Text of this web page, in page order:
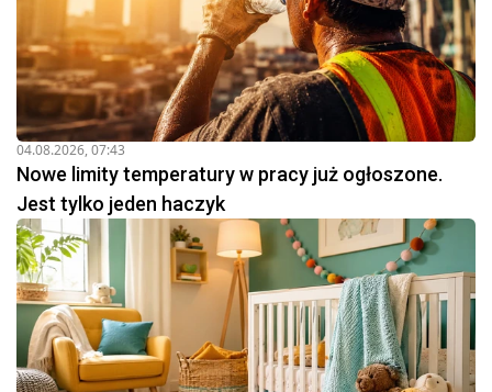
04.08.2026, 07:43
Nowe limity temperatury w pracy już ogłoszone.
Jest tylko jeden haczyk